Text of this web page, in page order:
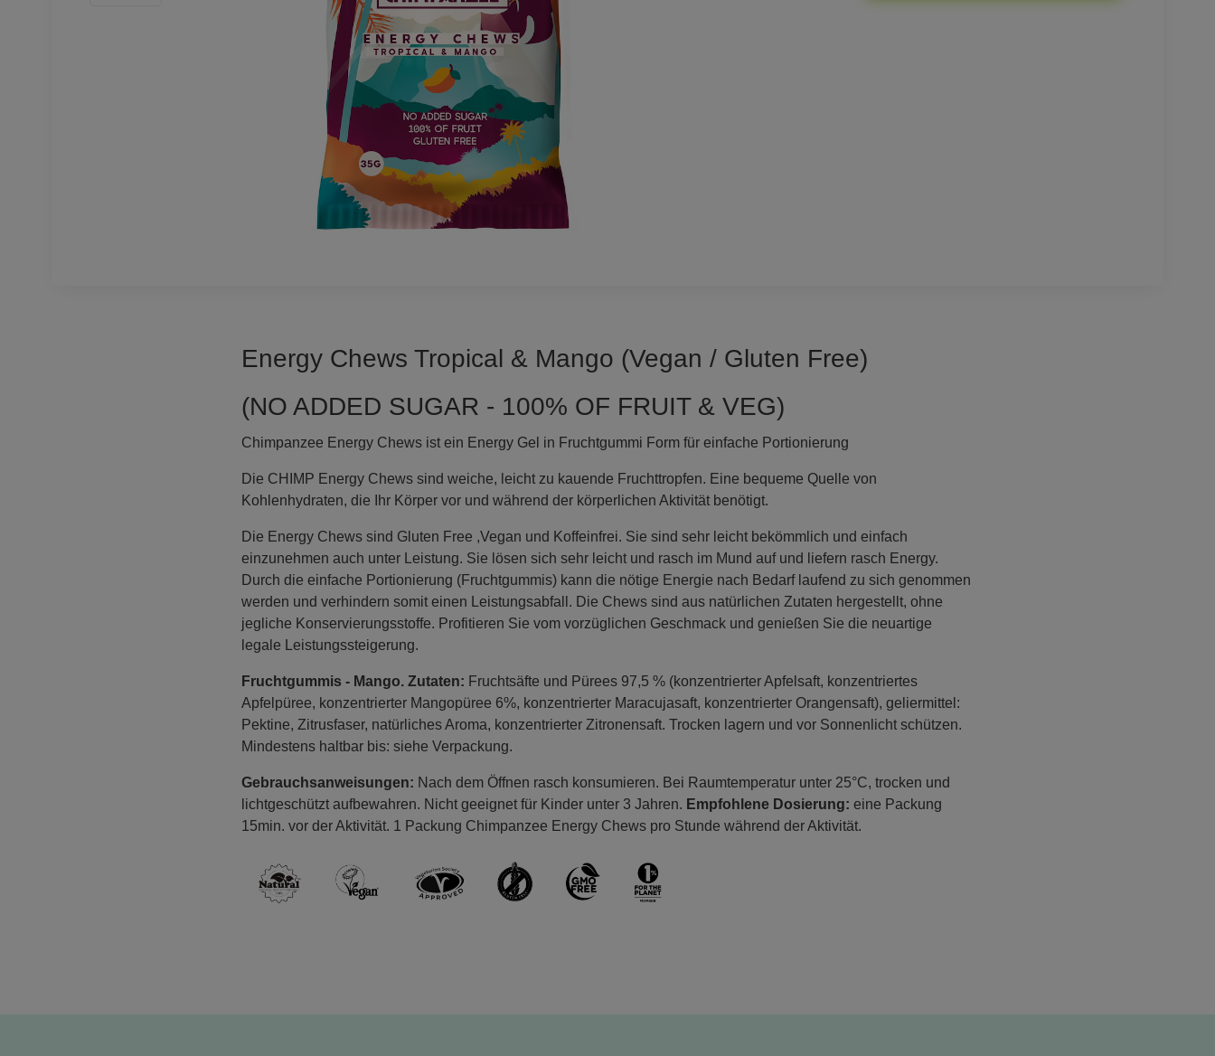
Energy Chews Tropical & Mango (Vegan / Gluten Free)
(NO ADDED SUGAR - 100% OF FRUIT & VEG)
Chimpanzee Energy Chews ist ein Energy Gel in Fruchtgummi Form für einfache Portionierung
Die CHIMP Energy Chews sind weiche, leicht zu kauende Fruchttropfen. Eine bequeme Quelle von
Kohlenhydraten, die Ihr Körper vor und während der körperlichen Aktivität benötigt.
Die Energy Chews sind Gluten Free ,Vegan und Koffeinfrei. Sie sind sehr leicht bekömmlich und einfach
einzunehmen auch unter Leistung. Sie lösen sich sehr leicht und rasch im Mund auf und liefern rasch Energy.
Durch die einfache Portionierung (Fruchtgummis) kann die nötige Energie nach Bedarf laufend zu sich genommen
werden und verhindern somit einen Leistungsabfall. Die Chews sind aus natürlichen Zutaten hergestellt, ohne
jegliche Konservierungsstoffe. Profitieren Sie vom vorzüglichen Geschmack und genießen Sie die neuartige
legale Leistungssteigerung.
Fruchtgummis - Mango. Zutaten: Fruchtsäfte und Pürees 97,5 % (konzentrierter Apfelsaft, konzentriertes
Apfelpüree, konzentrierter Mangopüree 6%, konzentrierter Maracujasaft, konzentrierter Orangensaft), geliermittel:
Pektine, Zitrusfaser, natürliches Aroma, konzentrierter Zitronensaft. Trocken lagern und vor Sonnenlicht schützen.
Mindestens haltbar bis: siehe Verpackung.
Gebrauchsanweisungen: Nach dem Öffnen rasch konsumieren. Bei Raumtemperatur unter 25°C, trocken und
lichtgeschützt aufbewahren. Nicht geeignet für Kinder unter 3 Jahren. Empfohlene Dosierung: eine Packung
15min. vor der Aktivität. 1 Packung Chimpanzee Energy Chews pro Stunde während der Aktivität.